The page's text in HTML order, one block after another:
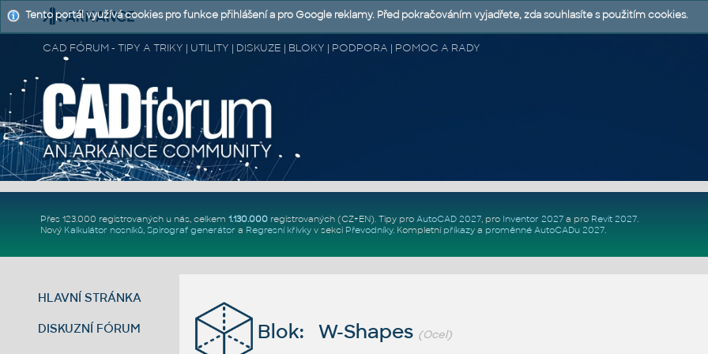
CAD FÓRUM - TIPY A TRIKY | UTILITY | DISKUZE | BLOKY | PODPORA | POMOC A RADY
Přes 123.000 registrovaných u nás, celkem 1.130.000registrovaných (CZ+EN). Tipy pro AutoCAD 2027, pro Inventor 2027a pro Revit 2027.
Nový Kalkulátor nosníků, Spirograf generátor a Regresní křivkyv sekci Převodníky. Kompletní příkazya proměnné AutoCADu 2027.
HLAVNÍ STRÁNKA
DISKUZNÍ FÓRUM Blok: W-Shapes (Ocel)
Tento portál využívá cookies pro funkce přihlášení a pro Google reklamy. Před pokračováním vyjadřete, zda souhlasíte s použitím cookies.